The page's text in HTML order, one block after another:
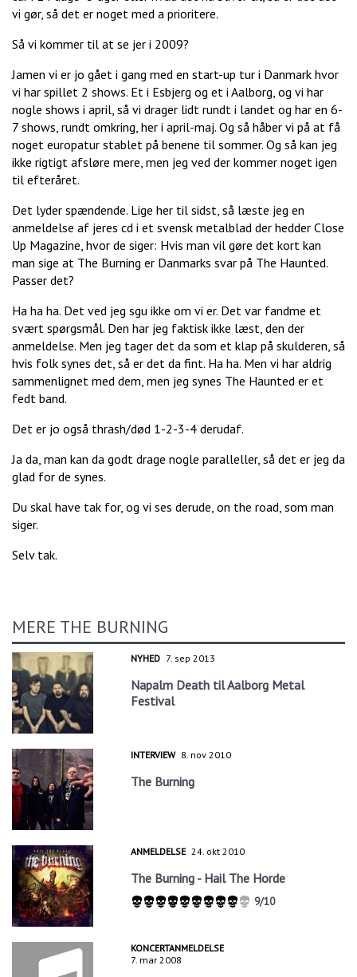
vi gør, så det er noget med a prioritere.
Så vi kommer til at se jer i 2009?
Jamen vi er jo gået i gang med en start-up tur i Danmark hvor
vi har spillet 2 shows. Et i Esbjerg og et i Aalborg, og vi har
nogle shows i april, så vi drager lidt rundt i landet og har en 6-
7 shows, rundt omkring, her i april-maj. Og så håber vi på at få
noget europatur stablet på benene til sommer. Og så kan jeg
ikke rigtigt afsløre mere, men jeg ved der kommer noget igen
til efteråret.
Det lyder spændende. Lige her til sidst, så læste jeg en
anmeldelse af jeres cd i et svensk metalblad der hedder Close
Up Magazine, hvor de siger: Hvis man vil gøre det kort kan
man sige at The Burning er Danmarks svar på The Haunted.
Passer det?
Ha ha ha. Det ved jeg sgu ikke om vi er. Det var fandme et
svært spørgsmål. Den har jeg faktisk ikke læst, den der
anmeldelse. Men jeg tager det da som et klap på skulderen, så
hvis folk synes det, så er det da fint. Ha ha. Men vi har aldrig
sammenlignet med dem, men jeg synes The Haunted er et
fedt band.
Det er jo også thrash/død 1-2-3-4 derudaf.
Ja da, man kan da godt drage nogle paralleller, så det er jeg da
glad for de synes.
Du skal have tak for, og vi ses derude, on the road, som man
siger.
Selv tak.
MERE THE BURNING
NYHED 7. sep 2013
Napalm Death til Aalborg Metal
Festival
INTERVIEW 8. nov 2010
The Burning
ANMELDELSE 24. okt 2010
The Burning - Hail The Horde
9/10
KONCERTANMELDELSE
7. mar 2008